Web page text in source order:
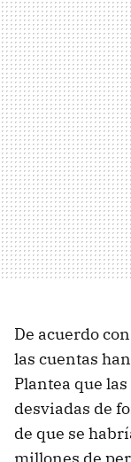
De acuerdo
las cuentas
Plantea que
desviadas de
de que se